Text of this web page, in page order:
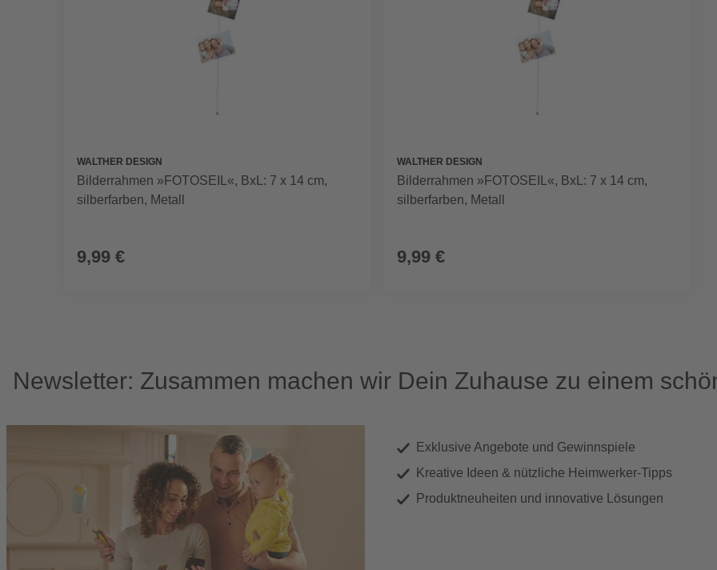
WALTHER DESIGN
Bilderrahmen »FOTOSEIL«, BxL: 7 x 14 cm,
silberfarben, Metall
9,99 €
WALTHER DESIGN
Bilderrahmen »FOTOSEIL«, BxL: 7 x 14 cm,
silberfarben, Metall
9,99 €
Newsletter: Zusammen machen wir Dein Zuhause zu einem
Exklusive Angebote und Gewinnspiele
Kreative Ideen & nützliche Heimwerker-Tipps
Produktneuheiten und innovative Lösungen